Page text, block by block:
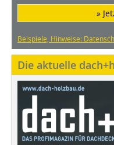
»
Beispiele, Hinweise:
Die aktuelle